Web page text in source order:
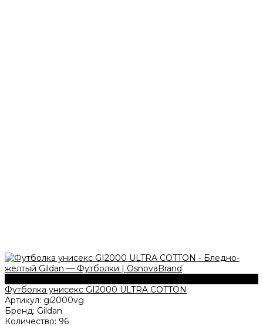
Футболка унисекс GI2000 ULTRA COTTON
Артикул: gi2000vg
Бренд: Gildan
Количество: 96